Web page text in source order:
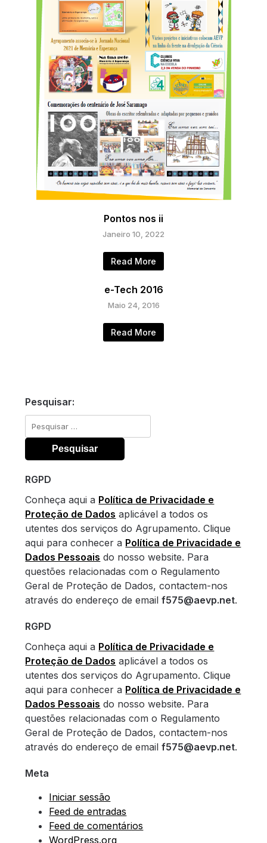
Pontos nos ii
Janeiro 10, 2022
Read More
e-Tech 2016
Maio 24, 2016
Read More
Pesquisar:
Pesquisar
por:
RGPD
Conheça aqui a Política de Privacidade e
Proteção de Dados aplicável a todos os
utentes dos serviços do Agrupamento. Clique
aqui para conhecer a Política de Privacidade e
Dados Pessoais do nosso website. Para
questões relacionadas com o Regulamento
Geral de Proteção de Dados, contactem-nos
através do endereço de emailf575@aevp.net.
RGPD
Conheça aqui a Política de Privacidade e
Proteção de Dados aplicável a todos os
utentes dos serviços do Agrupamento. Clique
aqui para conhecer a Política de Privacidade e
Dados Pessoais do nosso website. Para
questões relacionadas com o Regulamento
Geral de Proteção de Dados, contactem-nos
através do endereço de emailf575@aevp.net.
Meta
Iniciar sessão
Feed de entradas
Feed de comentários
WordPress.org